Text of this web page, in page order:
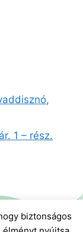
biztonságos
,
1 – rész.